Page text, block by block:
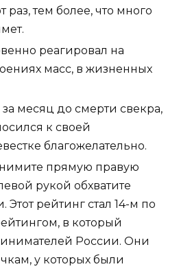
раз, тем более, что много
реагировал на
масс, в жизненных
месяц до смерти свекра,
к своей
благожелательно.
прямую правую
рукой обхватите
Этот рейтинг стал 14-м по
в который
России. Они
у которых были